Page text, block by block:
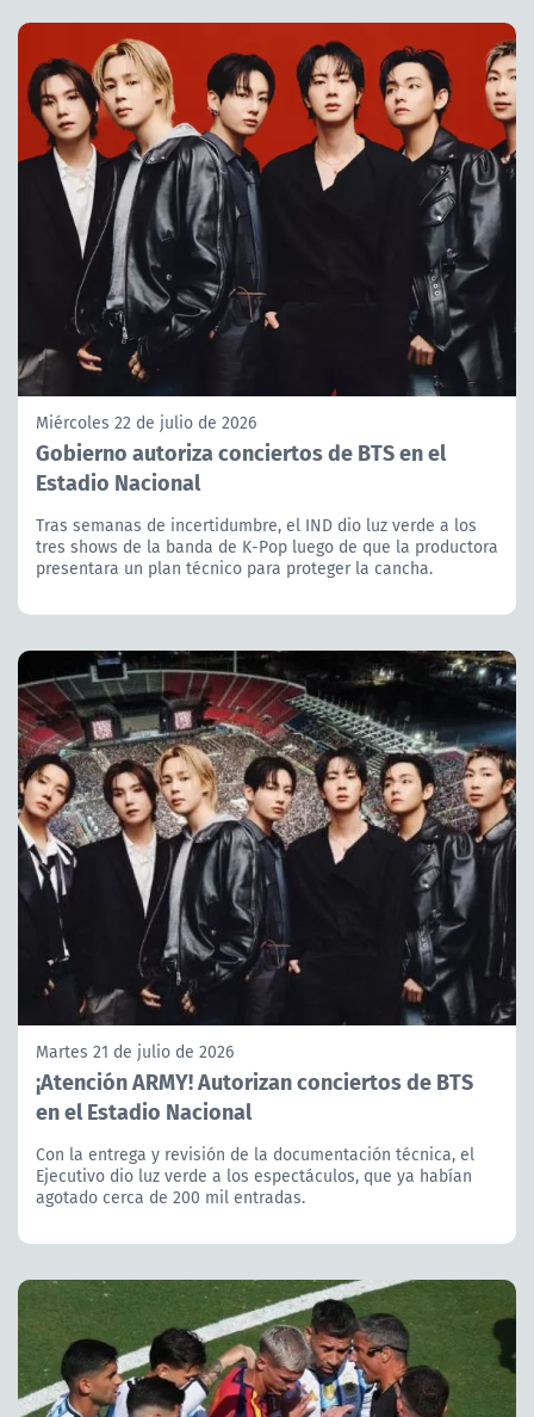
Miércoles 22 de julio de 2026
Gobierno autoriza conciertos de BTS en el
Estadio Nacional
Tras semanas de incertidumbre, el IND dio luz verde a los
tres shows de la banda de K-Pop luego de que la productora
presentara un plan técnico para proteger la cancha.
Martes 21 de julio de 2026
¡Atención ARMY! Autorizan conciertos de BTS
en el Estadio Nacional
Con la entrega y revisión de la documentación técnica, el
Ejecutivo dio luz verde a los espectáculos, que ya habían
agotado cerca de 200 mil entradas.